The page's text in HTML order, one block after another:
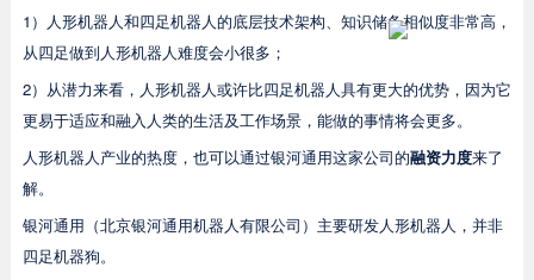
1）人形机器人和四足机器人的底层技术架构、知识储备相似度非常高，
从四足做到人形机器人难度会小很多；
2）从潜力来看，人形机器人或许比四足机器人具有更大的优势，因为它
更易于适应和融入人类的生活及工作场景，能做的事情将会更多。
人形机器人产业的热度，也可以通过银河通用这家公司的融资力度来了
解。
银河通用（北京银河通用机器人有限公司）主要研发人形机器人，并非
四足机器狗。